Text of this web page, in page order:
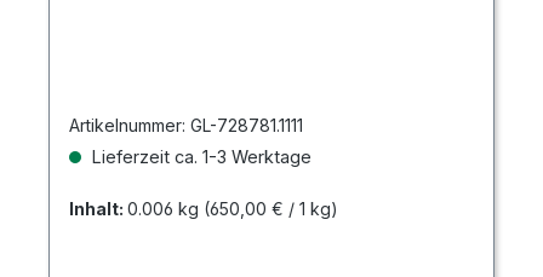
Artikelnummer: GL-728781.1111
Lieferzeit ca. 1-3 Werktage
Inhalt: 0.006 kg (650,00 € / 1 kg)